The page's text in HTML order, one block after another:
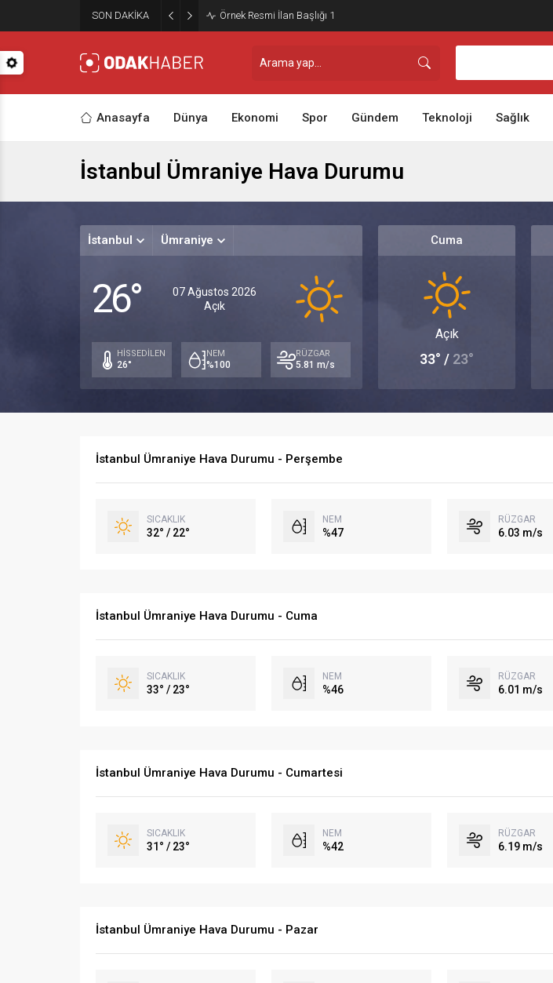
SON DAKİKA Örnek Resmi İlan Başlığı 1
Anasayfa Dünya Ekonomi Spor Gündem Teknoloji Sağlık
İstanbul Ümraniye Hava Durumu
İstanbul Ümraniye
26°
07 Ağustos 2026
Açık
HİSSEDİLEN
26°
NEM
%100
RÜZGAR
5.81 m/s
Cuma
Açık
33° / 23°
İstanbul Ümraniye Hava Durumu - Perşembe
SICAKLIK
32° / 22°
NEM
%47
RÜZGAR
6.03 m/s
İstanbul Ümraniye Hava Durumu - Cuma
SICAKLIK
33° / 23°
NEM
%46
RÜZGAR
6.01 m/s
İstanbul Ümraniye Hava Durumu - Cumartesi
SICAKLIK
31° / 23°
NEM
%42
RÜZGAR
6.19 m/s
İstanbul Ümraniye Hava Durumu - Pazar